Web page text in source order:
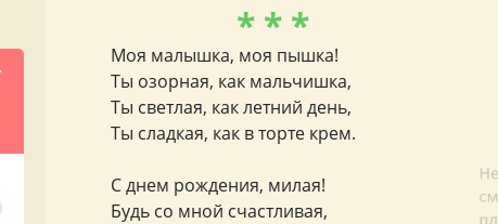
* * *
Моя малышка, моя пышка!
Ты озорная, как мальчишка,
Ты светлая, как летний день,
Ты сладкая, как в торте крем.
С днем рождения, милая!
Будь со мной счастливая,